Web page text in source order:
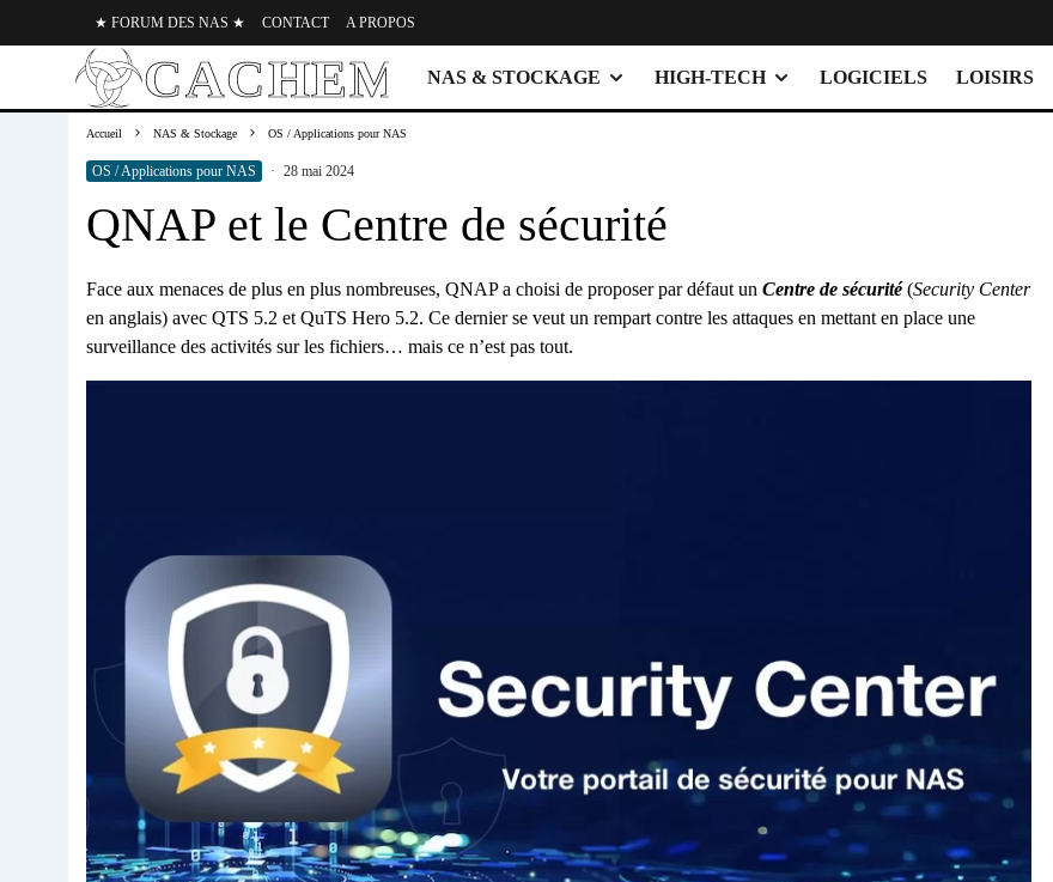
★ FORUM DES NAS ★ CONTACT A PROPOS
NAS & STOCKAGE HIGH-TECH LOGICIELS LOISIRS
Accueil NAS & Stockage OS / Applications pour NAS
OS / Applications pour NAS · 28 mai 2024
QNAP et le Centre de sécurité
Face aux menaces de plus en plus nombreuses, QNAP a choisi de proposer par défaut un Centre de sécurité(Security Center
en anglais) avec QTS 5.2 et QuTS Hero 5.2. Ce dernier se veut un rempart contre les attaques en mettant en place une
surveillance des activités sur les fichiers… mais ce n’est pas tout.